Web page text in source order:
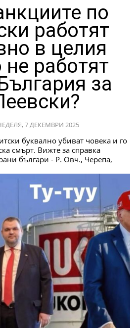
по
работят
в целия
не работят
за
7 ДЕКЕМВРИ 2025
буквално убиват човека и го
смърт. Вижте за справка
българи - Р. Овч., Черепа,